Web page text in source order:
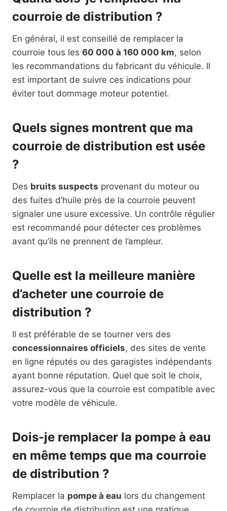
courroie de distribution ?
En général, il est conseillé de remplacer la
courroie tous les 60 000 à 160 000 km, selon
les recommandations du fabricant du véhicule. Il
est important de suivre ces indications pour
éviter tout dommage moteur potentiel.
Quels signes montrent que ma
courroie de distribution est usée
?
Des bruits suspects provenant du moteur ou
des fuites d’huile près de la courroie peuvent
signaler une usure excessive. Un contrôle régulier
est recommandé pour détecter ces problèmes
avant qu’ils ne prennent de l’ampleur.
Quelle est la meilleure manière
d’acheter une courroie de
distribution ?
Il est préférable de se tourner vers des
concessionnaires officiels, des sites de vente
en ligne réputés ou des garagistes indépendants
ayant bonne réputation. Quel que soit le choix,
assurez-vous que la courroie est compatible avec
votre modèle de véhicule.
Dois-je remplacer la pompe à eau
en même temps que ma courroie
de distribution ?
Remplacer la pompe à eau lors du changement